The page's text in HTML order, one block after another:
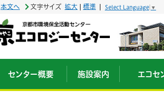
本文へ 文字サイズ 拡大 標準 Select Language ▼
センター概要 施設案内 エコセ